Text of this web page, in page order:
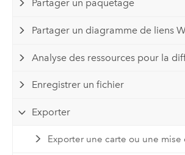
Partager un paquetage
Partager un diagramme de liens
Analyse des ressources pour la
Enregistrer un fichier
Exporter
Exporter une carte ou une mise